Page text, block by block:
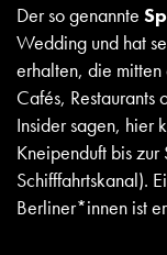
Der so genannte
Wedding und hat
erhalten, die mitten
Cafés,
Insider sagen, hier
Kneipenduft bis
Schifffahrtskanal).
Berliner*innen ist